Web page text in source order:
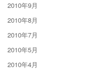
2010年9月
2010年8月
2010年7月
2010年5月
2010年4月